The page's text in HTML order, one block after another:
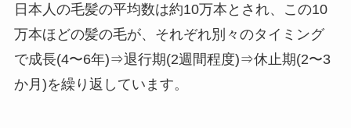
日本人の毛髪の平均数は約10万本とされ、この10
万本ほどの髪の毛が、それぞれ別々のタイミング
で成長(4〜6年)⇒退行期(2週間程度)⇒休止期(2〜3
か月)を繰り返しています。